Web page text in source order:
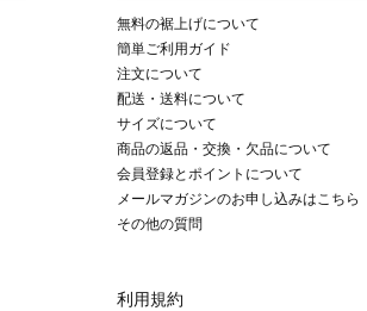
無料の裾上げについて
簡単ご利用ガイド
注文について
配送・送料について
サイズについて
商品の返品・交換・欠品について
会員登録とポイントについて
メールマガジンのお申し込みはこちら
その他の質問
利用規約